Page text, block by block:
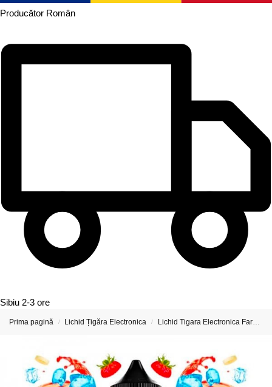
Producător Român
Sibiu 2-3 ore
Prima pagină / Lichid Țigăra Electronica / Lichid Tigara Electronica Fara Nicotina